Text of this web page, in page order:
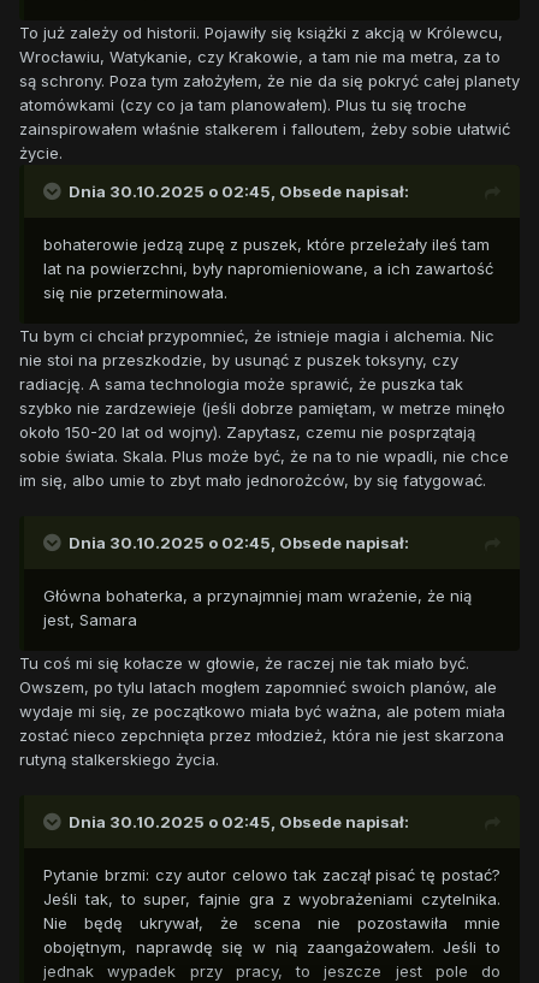
To już zależy od historii. Pojawiły się książki z akcją w Królewcu,
Wrocławiu, Watykanie, czy Krakowie, a tam nie ma metra, za to
są schrony. Poza tym założyłem, że nie da się pokryć całej planety
atomówkami (czy co ja tam planowałem). Plus tu się troche
zainspirowałem właśnie stalkerem i falloutem, żeby sobie ułatwić
życie.
Dnia 30.10.2025 o 02:45, Obsede napisał:
bohaterowie jedzą zupę z puszek, które przeleżały ileś tam
lat na powierzchni, były napromieniowane, a ich zawartość
się nie przeterminowała.
Tu bym ci chciał przypomnieć, że istnieje magia i alchemia. Nic
nie stoi na przeszkodzie, by usunąć z puszek toksyny, czy
radiację. A sama technologia może sprawić, że puszka tak
szybko nie zardzewieje (jeśli dobrze pamiętam, w metrze minęło
około 150-20 lat od wojny). Zapytasz, czemu nie posprzątają
sobie świata. Skala. Plus może być, że na to nie wpadli, nie chce
im się, albo umie to zbyt mało jednorożców, by się fatygować.
Dnia 30.10.2025 o 02:45, Obsede napisał:
Główna bohaterka, a przynajmniej mam wrażenie, że nią
jest, Samara
Tu coś mi się kołacze w głowie, że raczej nie tak miało być.
Owszem, po tylu latach mogłem zapomnieć swoich planów, ale
wydaje mi się, ze początkowo miała być ważna, ale potem miała
zostać nieco zepchnięta przez młodzież, która nie jest skarzona
rutyną stalkerskiego życia.
Dnia 30.10.2025 o 02:45, Obsede napisał:
Pytanie brzmi: czy autor celowo tak zaczął pisać tę postać?
Jeśli tak, to super, fajnie gra z wyobrażeniami czytelnika.
Nie będę ukrywał, że scena nie pozostawiła mnie
obojętnym, naprawdę się w nią zaangażowałem. Jeśli to
jednak wypadek przy pracy, to jeszcze jest pole do